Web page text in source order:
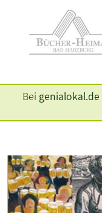
Bei genialokal.de